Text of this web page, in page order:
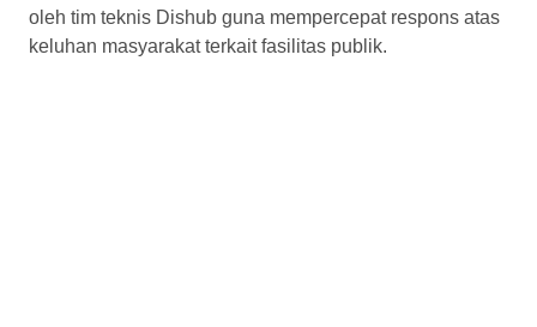
oleh tim teknis Dishub guna mempercepat respons atas
keluhan masyarakat terkait fasilitas publik.